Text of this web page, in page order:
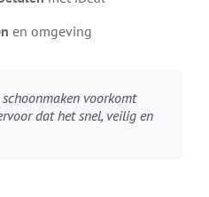
en omgeving
voorkomt
dat het snel, veilig en